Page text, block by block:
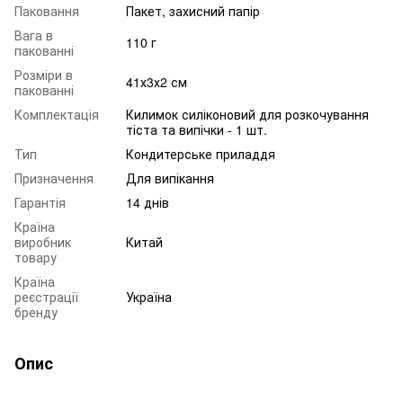
Паковання
Пакет, захисний папір
Вага в
пакованні
110 г
Розміри в
пакованні
41х3х2 см
Комплектація
Килимок силіконовий для розкочування
тіста та випічки - 1 шт.
Тип
Кондитерське приладдя
Призначення
Для випікання
Гарантія
14 днів
Країна
виробник
товару
Китай
Країна
реєстрації
бренду
Україна
Опис